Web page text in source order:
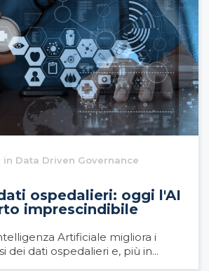
Data Driven Governance
ospedalieri: oggi l'AI
imprescindibile
Artificiale migliora i
dei dati ospedalieri e, più in...